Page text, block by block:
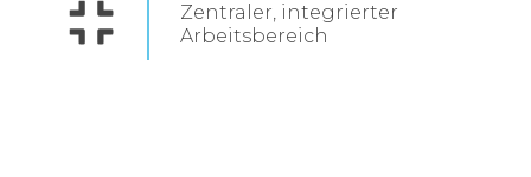
Zentraler, integrierter
Arbeitsbereich